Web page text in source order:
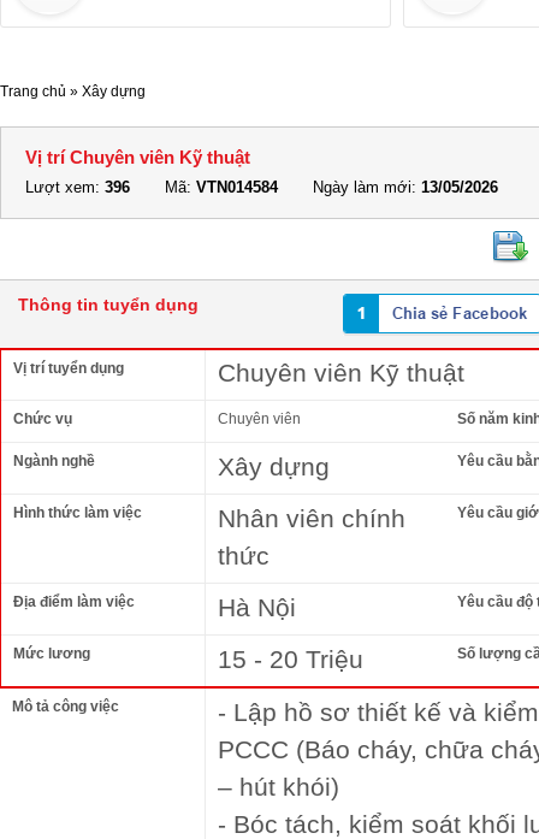
Trang chủ » Xây dựng
Vị trí Chuyên viên Kỹ thuật
Lượt xem: 396 Mã: VTN014584 Ngày làm mới: 13/05/2026
Thông tin tuyển dụng
Vị trí tuyển dụng Chuyên viên Kỹ thuật
Chức vụ Chuyên viên Số năm
Ngành nghề Xây dựng Yêu cầu
Hình thức làm việc
Nhân viên chính
thức
Yêu cầu
Địa điểm làm việc Hà Nội Yêu cầu độ
Mức lương 15 - 20 Triệu Số lượng
Mô tả công việc
- Lập hồ sơ thiết kế và
PCCC (Báo cháy, chữa
– hút khói)
- Bóc tách, kiểm soát khối